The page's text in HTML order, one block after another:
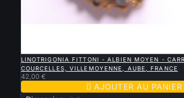
LINOTRIGONIA FITTONI - ALBIEN MOYEN -
COURCELLES, VILLEMOYENNE, AUBE, FRANCE
42,00 €
 AJOUTER AU PANIER